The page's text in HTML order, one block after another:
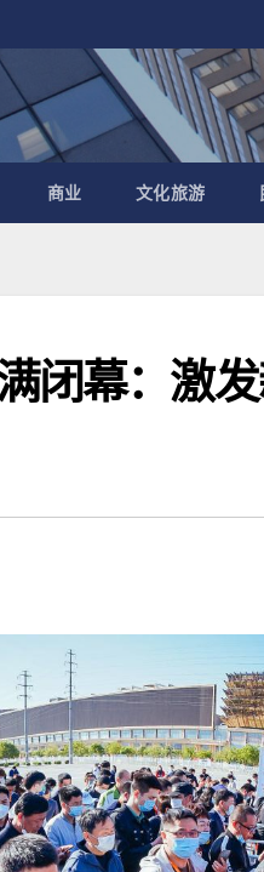
商业 文化旅游
闭幕：激